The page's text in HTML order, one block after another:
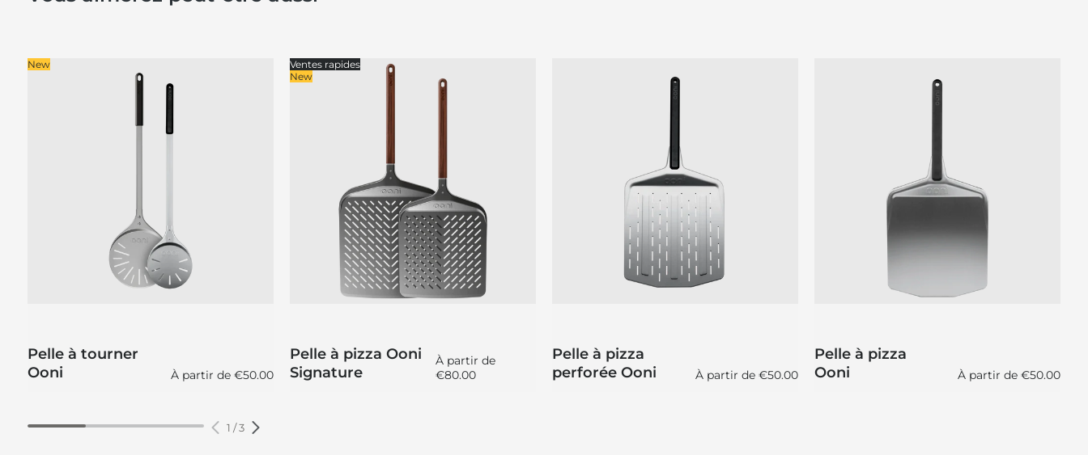
New
Pelle à tourner
Ooni
Prix régulier
À partir de €50.00
Ventes rapides
New
Pelle à pizza Ooni
Signature
Prix régulier
À partir de
€80.00
Pelle à pizza
perforée Ooni
Prix régulier
À partir de€50.00
Pelle à pizza
Ooni
Prix régulier
À partir de€50.00
1 / 3